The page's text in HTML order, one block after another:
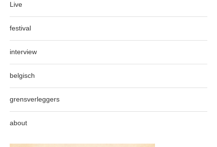
Live
festival
interview
belgisch
grensverleggers
about